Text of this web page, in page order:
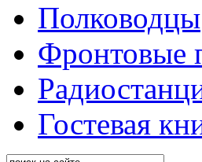
Полководцы
Фронтовые
Гостевая